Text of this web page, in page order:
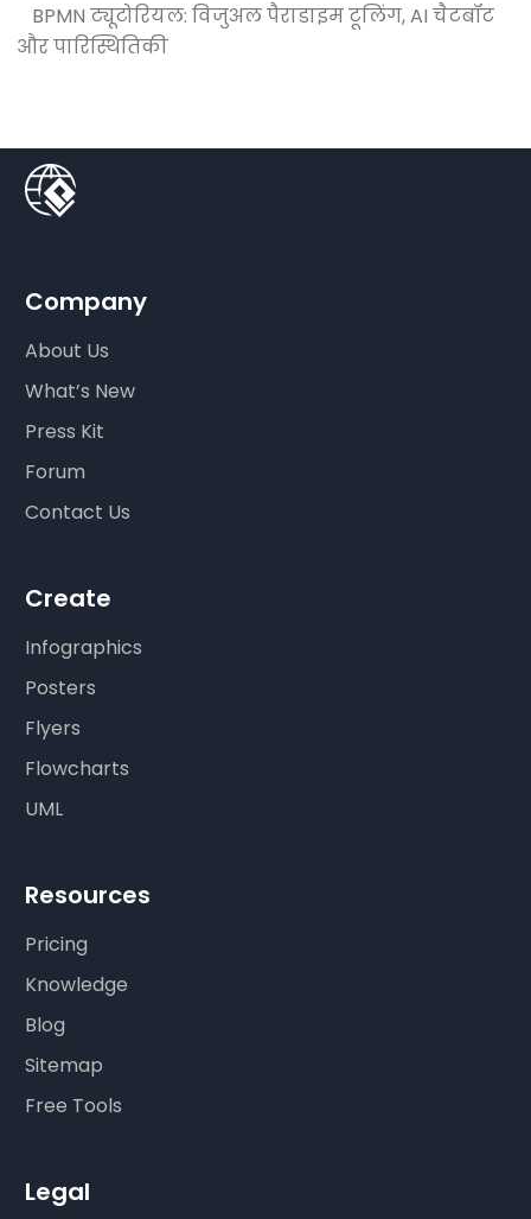
BPMN ट्यूटोरियल: विजुअल पैराडाइम टूलिंग, AI चैटबॉट
और पारिस्थितिकी
Company
About Us
What’s New
Press Kit
Forum
Contact Us
Create
Infographics
Posters
Flyers
Flowcharts
UML
Resources
Pricing
Knowledge
Blog
Sitemap
Free Tools
Legal